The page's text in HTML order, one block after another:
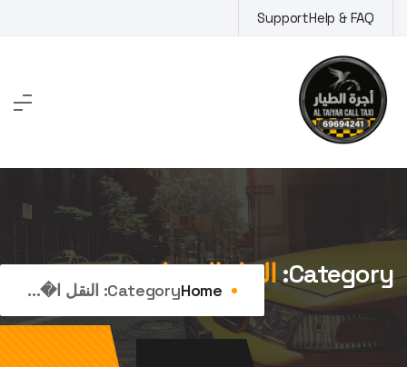
to
content
Help & FAQ
Support
Category: النقل المنتظم
Home
Category: النقل ا�...